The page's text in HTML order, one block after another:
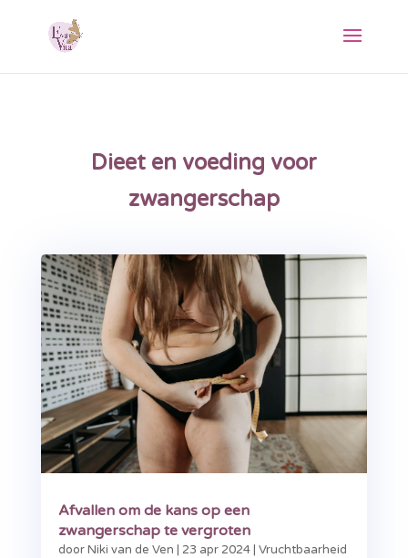
Dieet en voeding voor
zwangerschap
Afvallen om de kans op een
zwangerschap te vergroten
doorNiki van de Ven 23 apr 2024| Vruchtbaarheid